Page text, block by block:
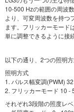
10-500 Hzの範囲の周波
より、可変周波数を持つ
ます。フリッカーモード
単に調整できるように接
以下の通り、2つの照明
照明方式
1. パルス幅変調(PWM)
2. フリッカーモード 10 -
それぞれ3段階の照度レ